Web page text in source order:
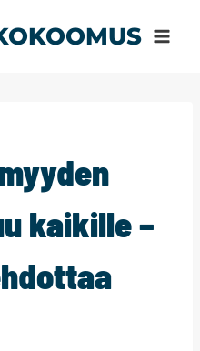
kaikille –